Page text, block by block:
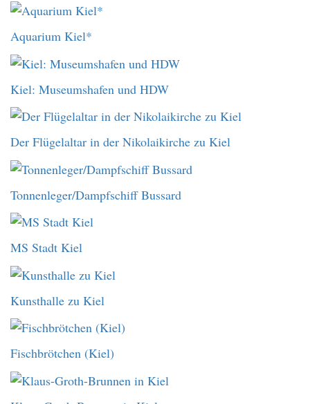
Aquarium Kiel*
Kiel: Museumshafen und HDW
Der Flügelaltar in der Nikolaikirche zu Kiel
Tonnenleger/Dampfschiff Bussard
MS Stadt Kiel
Kunsthalle zu Kiel
Fischbrötchen (Kiel)